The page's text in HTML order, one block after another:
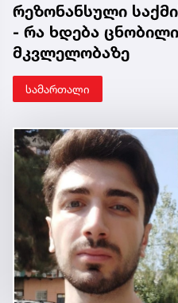
რეზონანსული
- რა ხდება
მკვლელობაზე
სამართალი